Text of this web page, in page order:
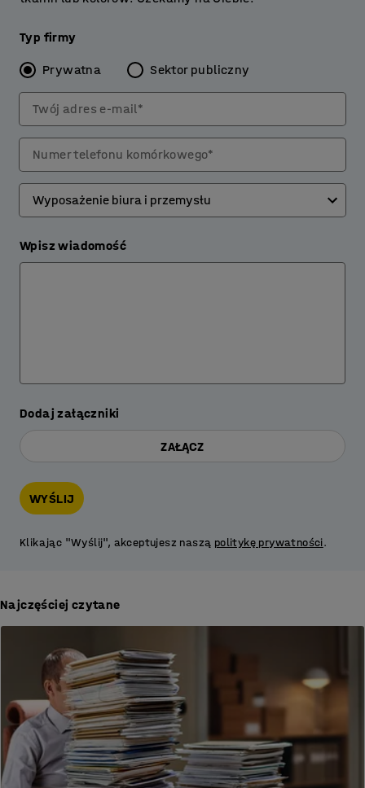
Typ firmy
Prywatna Sektor publiczny
Twój adres e-mail*
Numer telefonu komórkowego*
Wpisz wiadomość
Dodaj załączniki
ZAŁĄCZ
WYŚLIJ
Klikając "Wyślij", akceptujesz naszą politykę prywatności.
Najczęściej czytane